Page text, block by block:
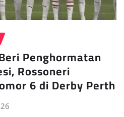
Penghormatan
Rossoneri
6 di Derby Perth